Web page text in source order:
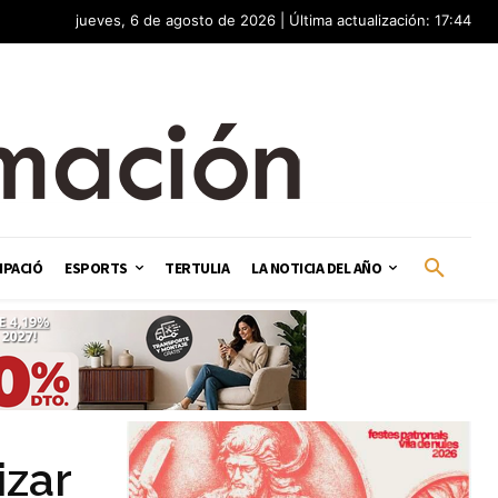
jueves, 6 de agosto de 2026 | Última actualización: 17:44
ESPORTS TERTULIA LA NOTICIA DEL AÑO